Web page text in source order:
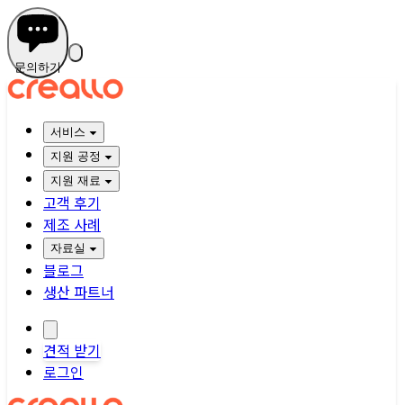
문의하기
서비스
지원 공정
지원 재료
고객 후기
제조 사례
자료실
블로그
생산 파트너
견적 받기
로그인